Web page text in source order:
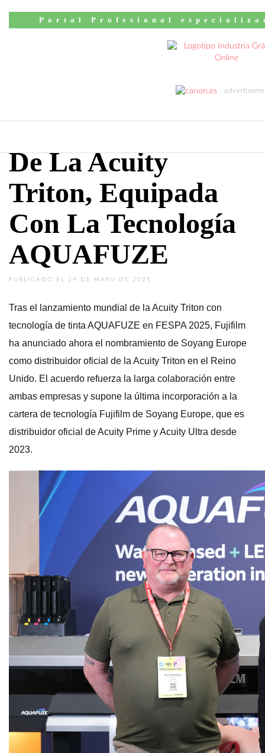
Portal Profesional
Noticias
Fujifilm Nombra A
Distribuidor Oficial
En El Reino Unido
De La Acuity
Triton, Equipada
Con La Tecnología
AQUAFUZE
PUBLICADO EL 29 DE MAYO DE 2025
Tras el lanzamiento mundial de la Acuity Triton con
tecnología de tinta AQUAFUZE en FESPA 2025, Fujifilm
ha anunciado ahora el nombramiento de Soyang Europe
como distribuidor oficial de la Acuity Triton en el Reino
Unido. El acuerdo refuerza la larga colaboración entre
ambas empresas y supone la última incorporación a la
cartera de tecnología Fujifilm de Soyang Europe, que es
distribuidor oficial de Acuity Prime y Acuity Ultra desde
2023.